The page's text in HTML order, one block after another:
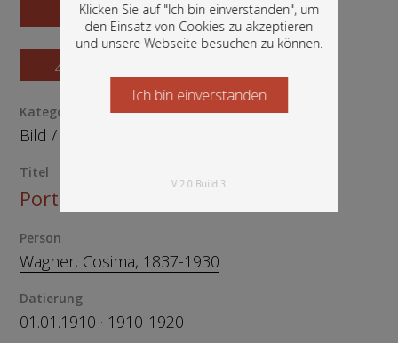
Klicken Sie auf "Ich bin einverstanden", um
den Einsatz von Cookies zu akzeptieren
und unsere Webseite besuchen zu können.
Grafiken und vieles mehr.
Ich bin einverstanden
Starten Sie jetzt
V 2.0 Build 3
Zur Vorschau
Zur Bestellung
Kategorie / Medientyp
Bild/
Titel
Porträt von Cosima Wagner
Person
Wagner, Cosima, 1837-1930
Datierung
01.01.1910 · 1910-1920